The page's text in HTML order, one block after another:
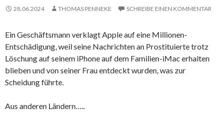
28.06.2024 THOMAS PENNEKE SCHREIBE EINEN KOMMENTAR
Ein Geschäftsmann verklagt Apple auf eine Millionen-
Entschädigung, weil seine Nachrichten an Prostituierte trotz
Löschung auf seinem iPhone auf dem Familien-iMac erhalten
blieben und von seiner Frau entdeckt wurden, was zur
Scheidung führte.
Aus anderen Ländern…..